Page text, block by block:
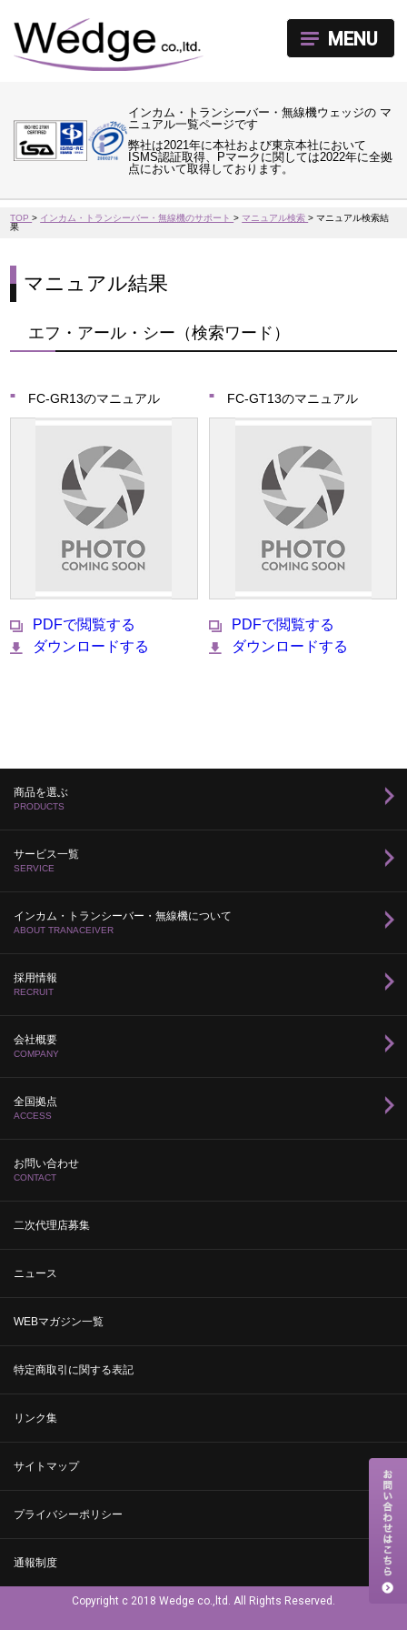
インカム・トランシーバー・無線機ウェッジの マ
ニュアル一覧ページです
弊社は2021年に本社および東京本社において
ISMS認証取得、Pマークに関しては2022年に全拠
点において取得しております。
MENU
TOP> インカム・トランシーバー・無線機のサポート>マニュアル検索>マニュアル検索結
果
マニュアル結果
エフ・アール・シー（検索ワード）
FC-GR13のマニュアル
PDFで閲覧する
ダウンロードする
FC-GT13のマニュアル
PDFで閲覧する
ダウンロードする
商品を選ぶ
PRODUCTS
サービス一覧
SERVICE
インカム・トランシーバー・無線機について
ABOUT TRANACEIVER
採用情報
RECRUIT
会社概要
COMPANY
全国拠点
ACCESS
お問い合わせ
CONTACT
二次代理店募集
ニュース
WEBマガジン一覧
特定商取引に関する表記
リンク集
サイトマップ
プライバシーポリシー
通報制度
Copyright c 2018 Wedge co.,ltd. All Rights Reserved.